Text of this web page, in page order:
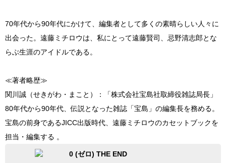
70年代から90年代にかけて、編集者として多くの素晴らしい人々に
出会った。遠藤ミチロウは、私にとって遠藤賢司、忌野清志郎とな
らぶ生涯のアイドルである。
≪著者略歴≫
関川誠（せきがわ・まこと）：「株式会社宝島社取締役雑誌局長」
80年代から90年代、伝説となった雑誌「宝島」の編集長を務める。
宝島の前身であるJICC出版時代、遠藤ミチロウのカセットブックを
担当・編集する 。
0 (ゼロ) THE END